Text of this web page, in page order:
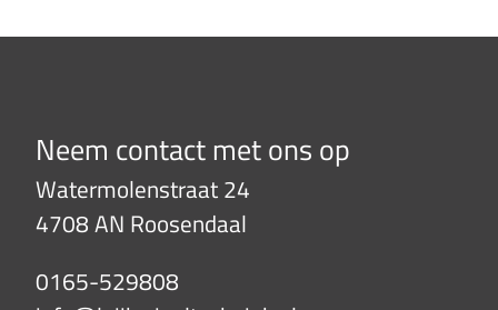
Neem contact met ons op
Watermolenstraat 24
4708 AN Roosendaal
0165-529808